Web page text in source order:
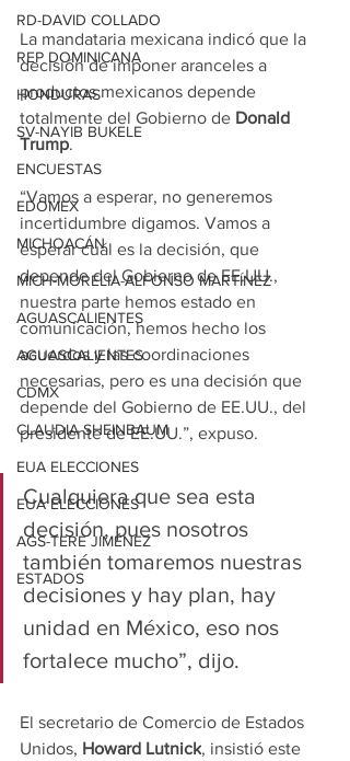
RD-DAVID COLLADO
REP DOMINICANA
HONDURAS
SV-NAYIB BUKELE
ENCUESTAS
EDOMEX
MICHOACÁN
MICH-MORELIA-ALFONSO MARTÍNEZ
AGUASCALIENTES
AGUASCALIENTES
CDMX
CLAUDIA SHEINBAUM
EUA ELECCIONES
EUA ELECCIONES
AGS-TERE JIMÉNEZ
ESTADOS
La mandataria mexicana indicó que la
decisión de imponer aranceles a
productos mexicanos depende
totalmente del Gobierno de Donald
Trump.
“Vamos a esperar, no generemos
incertidumbre digamos. Vamos a
esperar cuál es la decisión, que
depende del Gobierno de EE.UU.,
nuestra parte hemos estado en
comunicación, hemos hecho los
acuerdos y las coordinaciones
necesarias, pero es una decisión que
depende del Gobierno de EE.UU., del
presidente de EE.UU.”, expuso.
Cualquiera que sea esta
decisión, pues nosotros
también tomaremos nuestras
decisiones y hay plan, hay
unidad en México, eso nos
fortalece mucho”, dijo.
El secretario de Comercio de Estados
Unidos, Howard Lutnick, insistió este